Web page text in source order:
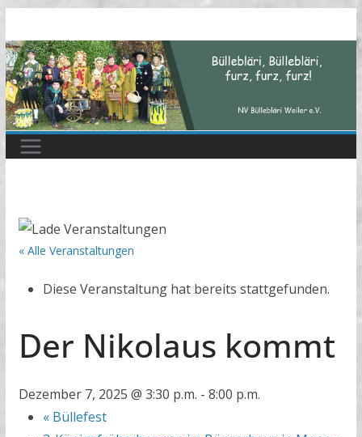
Inhalt
springen
« Alle Veranstaltungen
Diese Veranstaltung hat bereits stattgefunden.
Der Nikolaus kommt
Dezember 7, 2025 @ 3:30 p.m. - 8:00 p.m.
«Büllefest